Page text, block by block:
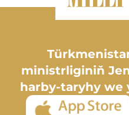
ministrliginiň
harby-taryhy we